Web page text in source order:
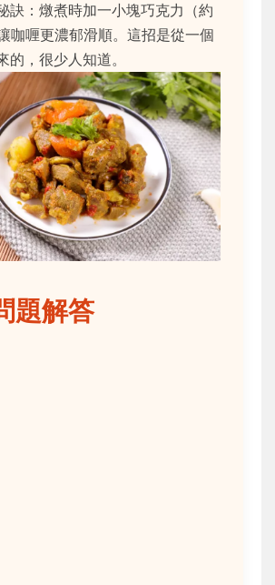
訣：燉煮時加一小塊巧克力（約
咖喱更濃郁滑順。這招是從一個
的，很少人知道。
題解答